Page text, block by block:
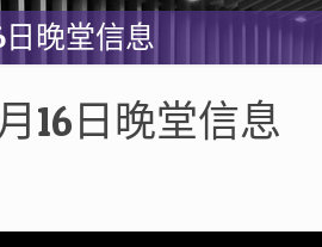
日晚堂信息
16日晚堂信息